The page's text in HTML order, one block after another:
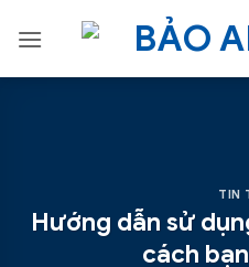
qua
TIN
Hướng dẫn sử
cách